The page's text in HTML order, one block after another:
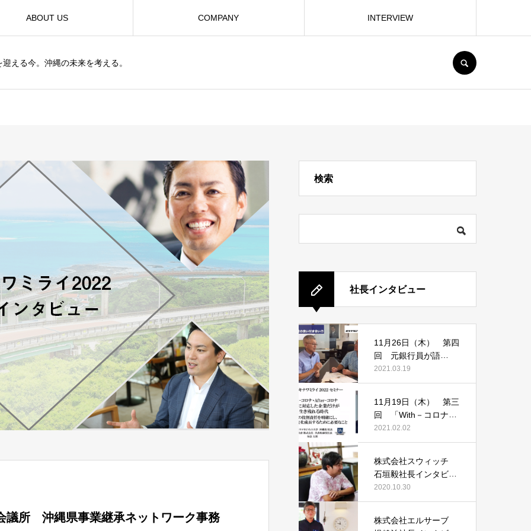
える今。沖縄の未来を考える。
ABOUT US COMPANY INTERVIEW
議所 沖縄県事業継承ネットワーク事務
検索
社長インタビュー
11月26日（木） 第四
回 元銀行員が語
る！！ 賢い銀行との
付き合い方
2021.03.19
11月19日（木） 第三
回 「With－コロナ
After－コロナ」変化に
対応した企業だけが生
2021.02.02
株式会社スウィッチ
石垣毅社長インタビュ
ー
2020.10.30
株式会社エルサーブ